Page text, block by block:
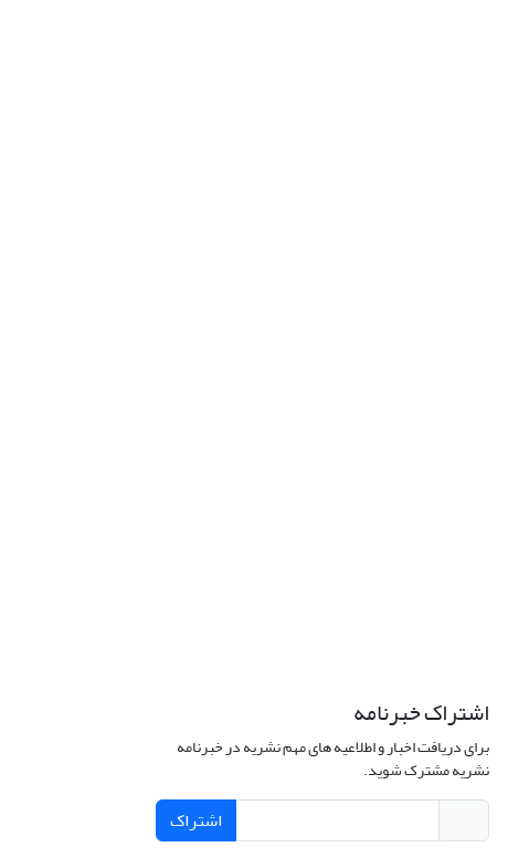
اشتراک خبرنامه
برای دریافت اخبار و اطلاعیه های مهم نشریه در خبرنامه
نشریه مشترک شوید.
اشتراک